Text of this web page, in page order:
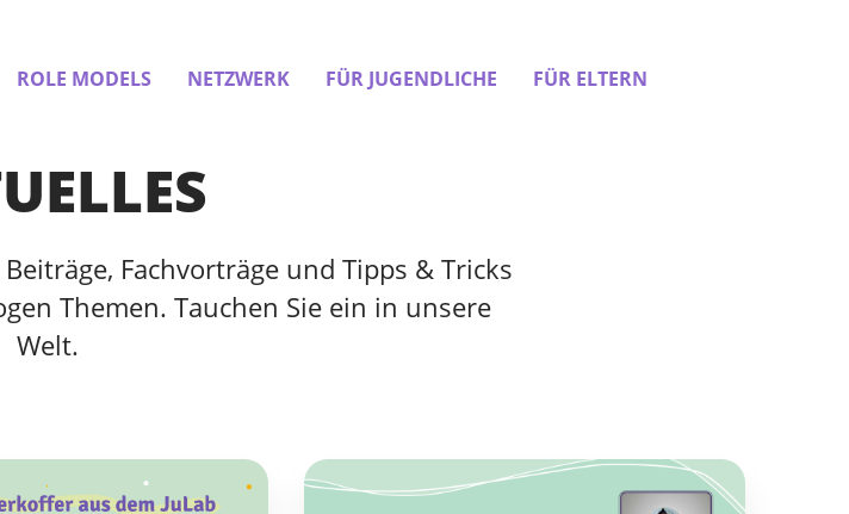
ROLE MODELS NETZWERK FÜR JUGENDLICHE FÜR ELTERN
Fachvorträge und Tipps & Tricks
Themen. Tauchen Sie ein in unsere
Welt.